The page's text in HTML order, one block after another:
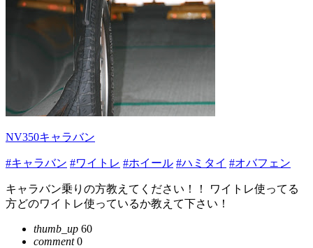
NV350キャラバン
#キャラバン #ワイトレ #ホイール #ハミタイ #オバフェン
キャラバン乗りの方教えてください！！ ワイトレ使ってる
方どのワイトレ使っているか教えて下さい！
thumb_up 60
comment0